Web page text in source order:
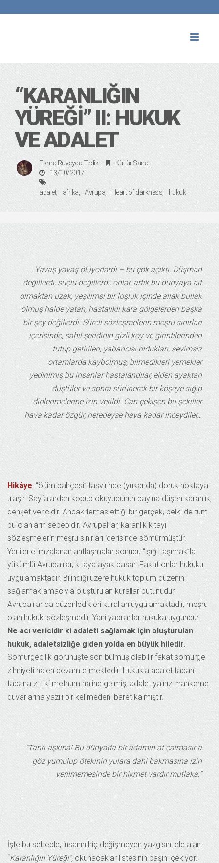
“KARANLIĞIN
YÜREĞI” II: HUKUK
VE ADALET
Esma Ruveyda Tedik
Kültür Sanat
13/10/2017
adalet afrika Avrupa Heart of darkness hukuk
…Yavaş yavaş ölüyorlardı – bu çok açıktı. Düşman
değillerdi, suçlu değillerdi; onlar, artık bu dünyaya ait
olmaktan uzak, yeşilimsi bir loşluk içinde allak bullak
olmuş halde yatan, hastalıklı kara gölgelerden başka
bir şey değillerdi. Süreli sözleşmelerin meşru sınırları
içerisinde, sahil şeridinin gizli koy ve girintilerinden
tutup getirilen, yabancısı oldukları, sevimsiz
ortamlarda kaybolmuş, bilmedikleri yemekler
yedirilmiş bu insanlar hastalandılar, elden ayaktan
düştüler ve sonra sürünerek bir köşeye sığıp
dinlenmelerine izin verildi. Can çekişen bu şekiller
hava kadar özgür, neredeyse hava kadar inceydiler…
Hikâye, “ölüm bahçesi” tasvirinde (yukarıda) doruk noktaya
ulaşır. Sayfalardan kopup okuyucunun payına düşen karanlık,
dehşet vericidir. Ancak temas ettiği bir gerçek, belki de tüm
bu olanların sebebidir. Avrupalılar, karanlık kıtayı
sözleşmelerin meşru sınırları içerisinde sömürmüştür.
Yerlilerle imzalanan antlaşmalar sonucu “ışığı taşımak”la
yükümlü Avrupalılar, kıtaya ayak basar. Fakat onlar hukuku
uygulamaktadır. Bilindiği üzere hukuk toplum düzenini
sağlamak amacıyla oluşturulan kurallar bütünüdür.
Avrupalılar da düzenledikleri kuralları uygulamaktadır, meşru
olan hukuk; sözleşmedir. Yani yapılanlar hukuka uygundur.
Ne acı vericidir ki adaleti sağlamak için oluşturulan
hukuk, adaletsizliğe giden yolda en büyük hiledir.
Sömürgecilik görünüşte son bulmuş olabilir fakat sömürge
zihniyeti halen devam etmektedir. Hukukla adalet taban
tabana zıt iki mefhum haline gelmiş, adalet yalnız mahkeme
duvarlarına yazılı bir kelimeden ibaret kalmıştır.
“Tanrı aşkına! Bu dünyada bir adamın at çalmasına
göz yumulup ötekinin yulara dahi bakmasına izin
verilmemesinde bir hikmet vardır mutlaka.”
İşte bu sebeple, insanın hiç değişmeyen yazgısını ele alan
“Karanlığın Yüreği”, okunacaklar listesinin başını çekiyor.